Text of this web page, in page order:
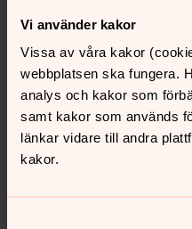
Vi använder kakor
Vissa av våra kakor
webbplatsen ska fungera.
analys och kakor som
samt kakor som används
länkar vidare till andra
kakor.
Information om
GDPR
Svenska kyrkan har
ansvarsfullt sätt i flera
fortsätta att göra. Din
oss och därför vill vi
vilka rättigheter du har.